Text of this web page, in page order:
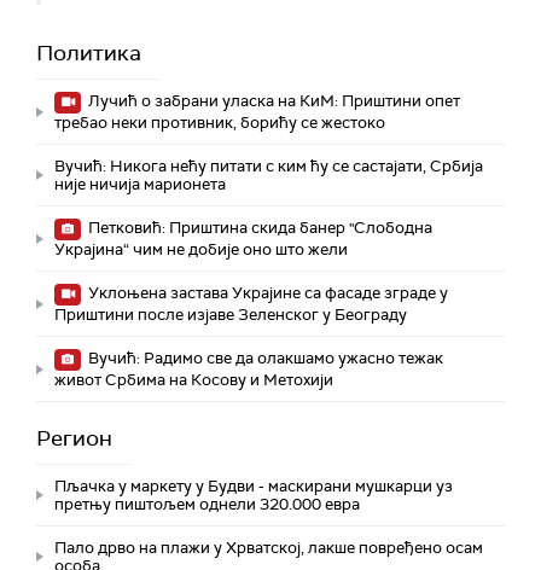
Политика
Лучић о забрани уласка на КиМ: Приштини опет
требао неки противник, борићу се жестоко
Вучић: Никога нећу питати с ким ћу се састајати, Србија
није ничија марионета
Петковић: Приштина скида банер "Слободна
Украјина“ чим не добије оно што жели
Уклоњена застава Украјине са фасаде зграде у
Приштини после изјаве Зеленског у Београду
Вучић: Радимо све да олакшамо ужасно тежак
живот Србима на Косову и Метохији
Регион
Пљачка у маркету у Будви - маскирани мушкарци уз
претњу пиштољем однели 320.000 евра
Пало дрво на плажи у Хрватској, лакше повређено осам